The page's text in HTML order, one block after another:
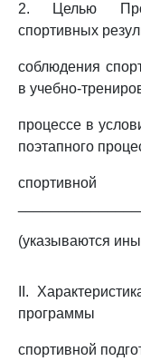
2. Целью
спортивных
соблюдения
в учебно-
процессе в
поэтапного
(указываются
II.
программы
спортивной